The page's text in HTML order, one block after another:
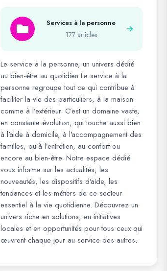
Services à la personne
177 articles
Le service à la personne, un univers dédié
au bien-être au quotidien Le service à la
personne regroupe tout ce qui contribue à
faciliter la vie des particuliers, à la maison
comme à l’extérieur. C’est un domaine vaste,
en constante évolution, qui touche aussi bien
à l’aide à domicile, à l’accompagnement des
familles, qu’à l’entretien, au confort ou
encore au bien-être. Notre espace dédié
vous informe sur les actualités, les
nouveautés, les dispositifs d’aide, les
tendances et les métiers de ce secteur
essentiel à la vie quotidienne. Découvrez un
univers riche en solutions, en initiatives
locales et en opportunités pour tous ceux qui
œuvrent chaque jour au service des autres.